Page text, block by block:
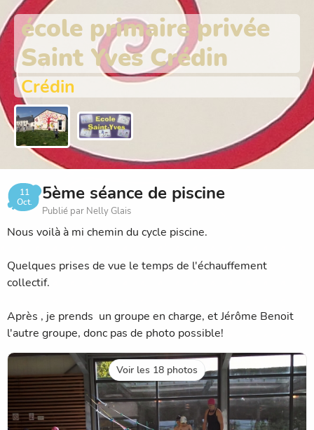
école primaire privée
Saint Yves Crédin
Crédin
11
Oct.
5ème séance de piscine
Publié par Nelly Glais
Nous voilà à mi chemin du cycle piscine.
Quelques prises de vue le temps de l'échauffement
collectif.
Après , je prends un groupe en charge, et Jérôme Benoit
l'autre groupe, donc pas de photo possible!
Voir les 18 photos